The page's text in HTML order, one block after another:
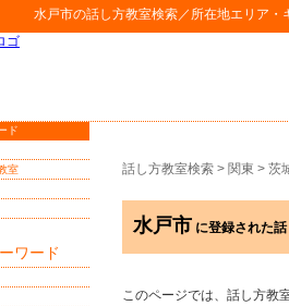
水戸市の話し方教室検索／所在地エリア・
話し方教室検索 > 関東 > 茨
水戸市 に登録された
このページでは、話し方教
ド
室
ワード